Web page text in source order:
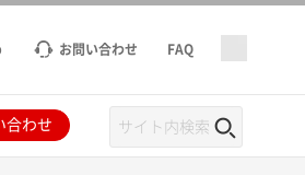
お問い合わせ FAQ
合わせ